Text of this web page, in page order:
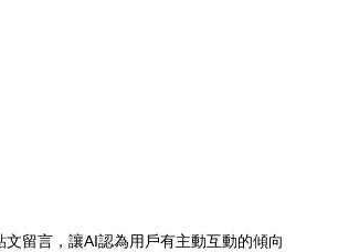
文留言，讓AI認為用戶有主動互動的傾向